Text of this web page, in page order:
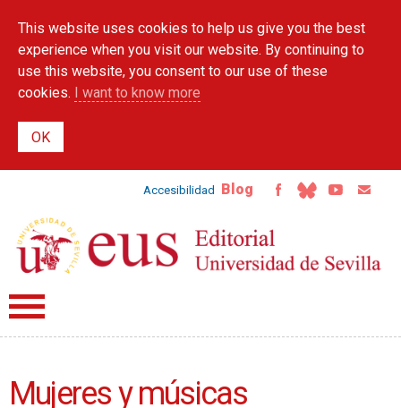
main
content
This website uses cookies to help us give you the best
experience when you visit our website. By continuing to
use this website, you consent to our use of these
cookies. I want to know more
Accesibilidad Blog
Mujeres y músicas